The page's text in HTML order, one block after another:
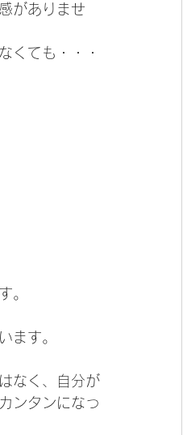
がありませ
くても・・・
。
ます。
なく、自分が
ンタンになっ